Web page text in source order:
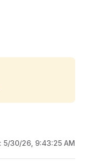
5/30/26, 9:43:25 AM